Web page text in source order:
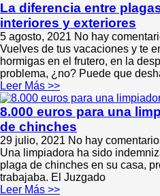
La diferencia entre
interiores y exteriores
5 agosto, 2021 No hay
Vuelves de tus vacaciones y te
hormigas en el frutero, en la
problema, ¿no? Puede que
Leer Más >>
8.000 euros para una
de chinches
29 julio, 2021 No hay
Una limpiadora ha sido
plaga de chinches en su casa,
trabajaba. El Juzgado
Leer Más >>